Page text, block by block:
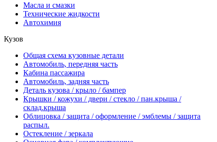
Масла и смазки
Технические жидкости
Автохимия
Кузов
Общая схема кузовные детали
Автомобиль, передняя часть
Кабина пассажира
Автомобиль, задняя часть
Деталь кузова / крыло / бампер
Крышки / кожухи / двери / стекло / пан.крыша /
склад.крыша
Облицовка / защита / оформление / эмблемы / защита
распыл.
Остекление / зеркала